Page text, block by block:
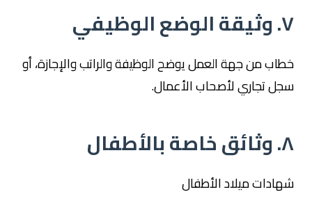
٧. وثيقة الوضع الوظيفي
خطاب من جهة العمل يوضح الوظيفة والراتب والإجازة، أو
سجل تجاري لأصحاب الأعمال.
٨. وثائق خاصة بالأطفال
شهادات ميلاد الأطفال